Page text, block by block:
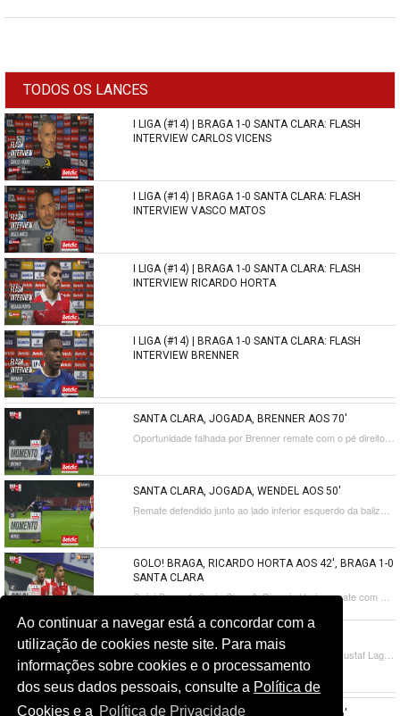
Ao continuar a navegar está a concordar com a
utilização de cookies neste site. Para mais
informações sobre cookies e o processamento
dos seus dados pessoais, consulte a Política de
Cookies e a Política de Privacidade
TODOS OS LANCES
I LIGA (#14) | BRAGA 1-0 SANTA CLARA: FLASH
INTERVIEW CARLOS VICENS
I LIGA (#14) | BRAGA 1-0 SANTA CLARA: FLASH
INTERVIEW VASCO MATOS
I LIGA (#14) | BRAGA 1-0 SANTA CLARA: FLASH
INTERVIEW RICARDO HORTA
I LIGA (#14) | BRAGA 1-0 SANTA CLARA: FLASH
INTERVIEW BRENNER
SANTA CLARA, JOGADA, BRENNER AOS 70'
SANTA CLARA, JOGADA, WENDEL AOS 50'
GOLO! BRAGA, RICARDO HORTA AOS 42', BRAGA 1-0
SANTA CLARA
BRAGA, JOGADA, G. LAGERBIELKE AOS 39'
SANTA CLARA, JOGADA, BRENNER AOS 26'